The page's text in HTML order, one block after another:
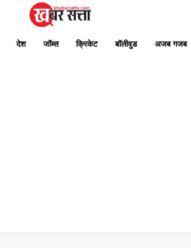
देश जॉब्स क्रिकेट बॉलीवुड अजब गजब